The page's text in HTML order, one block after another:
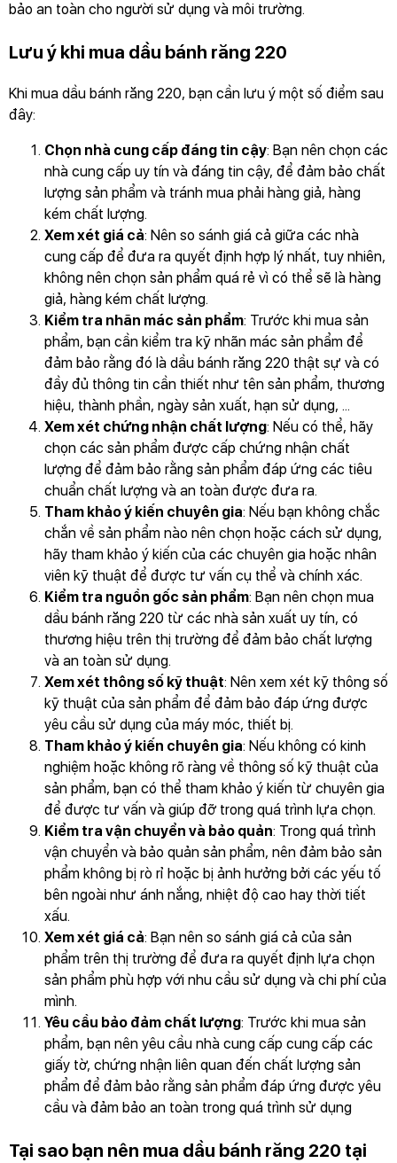
bảo an toàn cho người sử dụng và môi trường.
Lưu ý khi mua dầu bánh răng 220
Khi mua dầu bánh răng 220, bạn cần lưu ý một số điểm sau
đây:
Chọn nhà cung cấp đáng tin cậy: Bạn nên chọn các
nhà cung cấp uy tín và đáng tin cậy, để đảm bảo chất
lượng sản phẩm và tránh mua phải hàng giả, hàng
kém chất lượng.
Xem xét giá cả: Nên so sánh giá cả giữa các nhà
cung cấp để đưa ra quyết định hợp lý nhất, tuy nhiên,
không nên chọn sản phẩm quá rẻ vì có thể sẽ là hàng
giả, hàng kém chất lượng.
Kiểm tra nhãn mác sản phẩm: Trước khi mua sản
phẩm, bạn cần kiểm tra kỹ nhãn mác sản phẩm để
đảm bảo rằng đó là dầu bánh răng 220 thật sự và có
đầy đủ thông tin cần thiết như tên sản phẩm, thương
hiệu, thành phần, ngày sản xuất, hạn sử dụng, ...
Xem xét chứng nhận chất lượng: Nếu có thể, hãy
chọn các sản phẩm được cấp chứng nhận chất
lượng để đảm bảo rằng sản phẩm đáp ứng các tiêu
chuẩn chất lượng và an toàn được đưa ra.
Tham khảo ý kiến chuyên gia: Nếu bạn không chắc
chắn về sản phẩm nào nên chọn hoặc cách sử dụng,
hãy tham khảo ý kiến của các chuyên gia hoặc nhân
viên kỹ thuật để được tư vấn cụ thể và chính xác.
Kiểm tra nguồn gốc sản phẩm: Bạn nên chọn mua
dầu bánh răng 220 từ các nhà sản xuất uy tín, có
thương hiệu trên thị trường để đảm bảo chất lượng
và an toàn sử dụng.
Xem xét thông số kỹ thuật: Nên xem xét kỹ thông số
kỹ thuật của sản phẩm để đảm bảo đáp ứng được
yêu cầu sử dụng của máy móc, thiết bị.
Tham khảo ý kiến chuyên gia: Nếu không có kinh
nghiệm hoặc không rõ ràng về thông số kỹ thuật của
sản phẩm, bạn có thể tham khảo ý kiến từ chuyên gia
để được tư vấn và giúp đỡ trong quá trình lựa chọn.
Kiểm tra vận chuyển và bảo quản: Trong quá trình
vận chuyển và bảo quản sản phẩm, nên đảm bảo sản
phẩm không bị rò rỉ hoặc bị ảnh hưởng bởi các yếu tố
bên ngoài như ánh nắng, nhiệt độ cao hay thời tiết
xấu.
Xem xét giá cả: Bạn nên so sánh giá cả của sản
phẩm trên thị trường để đưa ra quyết định lựa chọn
sản phẩm phù hợp với nhu cầu sử dụng và chi phí của
mình.
Yêu cầu bảo đảm chất lượng: Trước khi mua sản
phẩm, bạn nên yêu cầu nhà cung cấp cung cấp các
giấy tờ, chứng nhận liên quan đến chất lượng sản
phẩm để đảm bảo rằng sản phẩm đáp ứng được yêu
cầu và đảm bảo an toàn trong quá trình sử dụng
Tại sao bạn nên mua dầu bánh răng 220 tại